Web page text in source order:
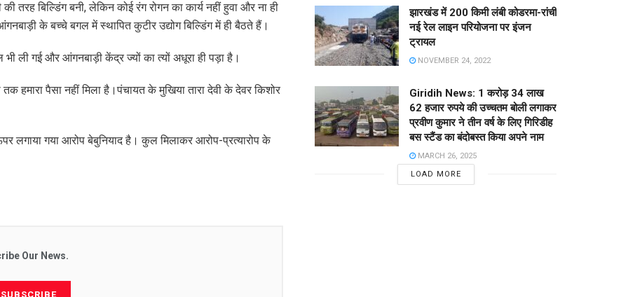
तरह बिल्डिंग बनी, लेकिन कोई रंग रोगन का कार्य नहीं हुवा और ना ही
के बच्चे बगल में स्थापित कुटीर उद्योग बिल्डिंग में ही बैठते हैं।
ली गई और आंगनबाड़ी केंद्र ज्यों का त्यों अधूरा ही पड़ा है।
हमारा पैसा नहीं मिला है।पंचायत के मुखिया तारा देवी के देवर किशोर
लगाया गया आरोप बेबुनियाद है। कुल मिलाकर आरोप-प्रत्यारोप के
Our News.
SUBSCRIBE
झारखंड में 200 किमी लंबी कोडरमा-रांची
नई रेल लाइन परियोजना पर इंजन
ट्रायल
NOVEMBER 24, 2022
Giridih News: 1 करोड़ 34 लाख
62 हजार रुपये की उच्चतम बोली लगाकर
प्रवीण कुमार ने तीन वर्ष के लिए गिरिडीह
बस स्टैंड का बंदोबस्त किया अपने नाम
MARCH 26, 2025
LOAD MORE